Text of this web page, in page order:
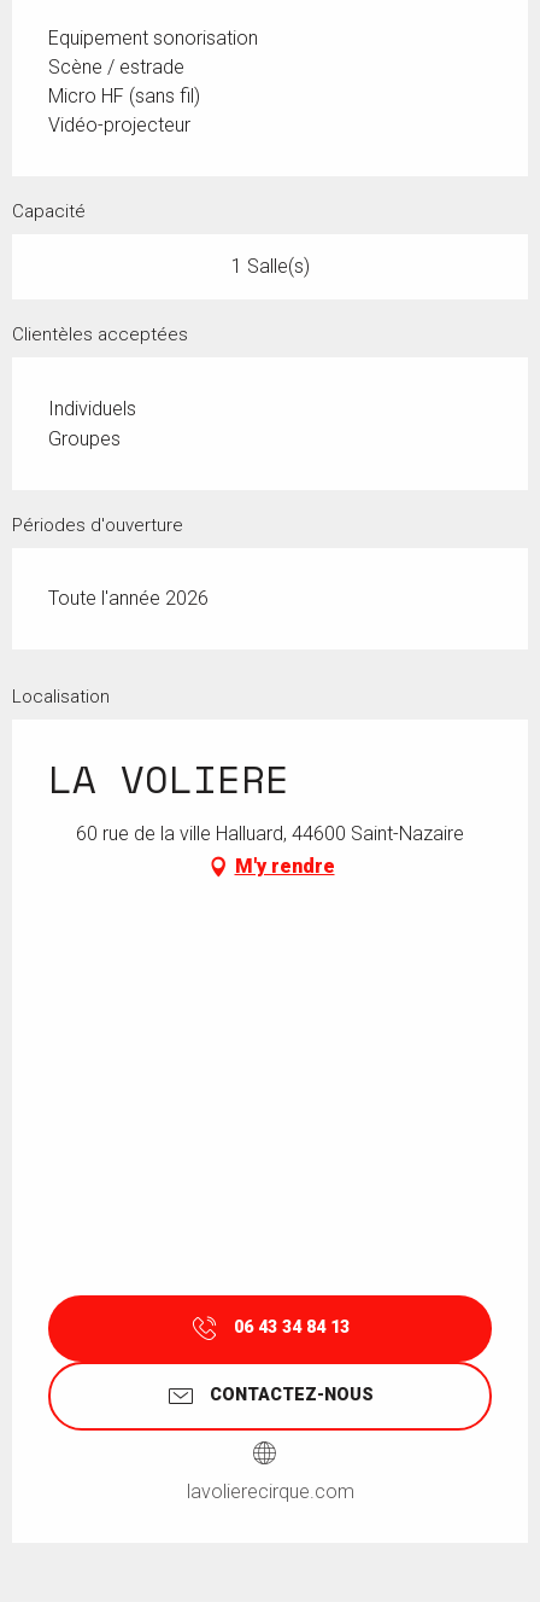
Equipement sonorisation
Scène / estrade
Micro HF (sans fil)
Vidéo-projecteur
Capacité
1 Salle(s)
Clientèles acceptées
Individuels
Groupes
Périodes d'ouverture
Toute l'année 2026
Localisation
LA VOLIERE
60 rue de la ville Halluard, 44600 Saint-Nazaire
M'y rendre
06 43 34 84 13
CONTACTEZ-NOUS
lavolierecirque.com